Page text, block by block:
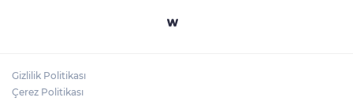
Gizlilik Politikası
Çerez Politikası